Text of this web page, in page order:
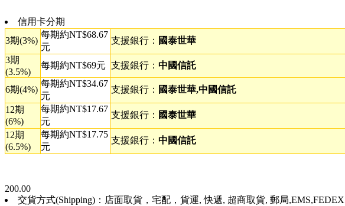
信用卡分期
3期(3%)
每期約NT$68.67
元
支援銀行： 國泰世華
3期
(3.5%)
每期約NT$69元 支援銀行： 中國信託
6期(4%)
每期約NT$34.67
元
支援銀行： 國泰世華,中國信託
12期
(6%)
每期約NT$17.67
元
支援銀行： 國泰世華
12期
(6.5%)
每期約NT$17.75
元
支援銀行： 中國信託
200.00
交貨方式(Shipping)：店面取貨，宅配，貨運, 快遞, 超商取貨, 郵局,EMS,FEDEX